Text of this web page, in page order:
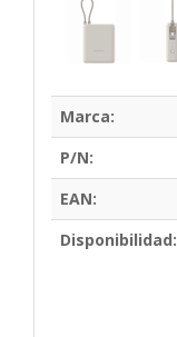
Marca:
P/N:
EAN:
Disponibilidad: